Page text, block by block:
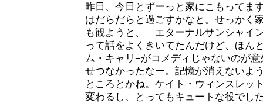
昨日、今日とずーっと家にこもってま
はだらだらと過ごすかなと。せっかく
も観ようと、「エターナルサンシャイ
って話をよくきいてたんだけど、ほん
ム・キャリ−がコメディじゃないのが
せつなかったなー。記憶が消えないよ
ところとかね。ケイト・ウィンスレッ
変わるし、とってもキュートな役でし